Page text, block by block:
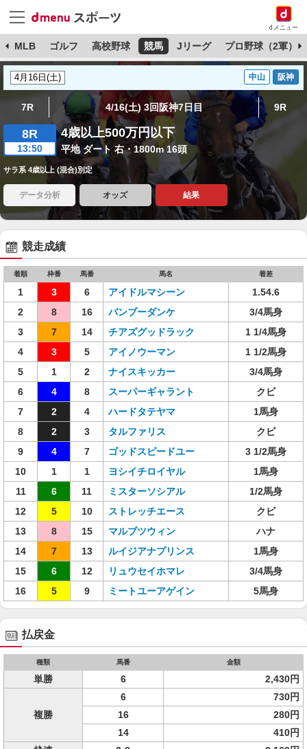
dメニュー
MLB ゴルフ 高校野球 競馬 Jリーグ プロ野球（2軍）
中山 阪神
7R 4/16(土) 3回阪神7日目 9R
8R
13:50
4歳以上500万円以下
平地 ダート 右・1800m 16頭
サラ系 4歳以上 (混合)別定
データ分析 オッズ 結果
競走成績
着順 枠番 馬番 馬名 着差
1 3 6 アイドルマシーン
1.54.6
2
8 16 バンブーダンケ
3/4馬身
3
7 14 チアズグッドラック
1 1/4馬身
4
3 5 アイノウーマン
1 1/2馬身
5
1 2 ナイスキッカー
3/4馬身
6
4 8 スーパーギャラント
クビ
7
2 4 ハードタテヤマ
1馬身
8
2 3 タルファリス
クビ
9
4 7 ゴッドスピードユー
3 1/2馬身
10
1 1 ヨシイチロイヤル
1馬身
11
6 11 ミスターソシアル
1/2馬身
12
5 10 ストレッチエース
クビ
13
8 15 マルブツウィン
ハナ
14
7 13 ルイジアナプリンス
1馬身
15
6 12 リュウセイホマレ
3/4馬身
16
5 9 ミートユーアゲイン 5馬身
払戻金
種類 馬番 金額
単勝 6 2,430円
複勝
6
730円
16
280円
14
410円